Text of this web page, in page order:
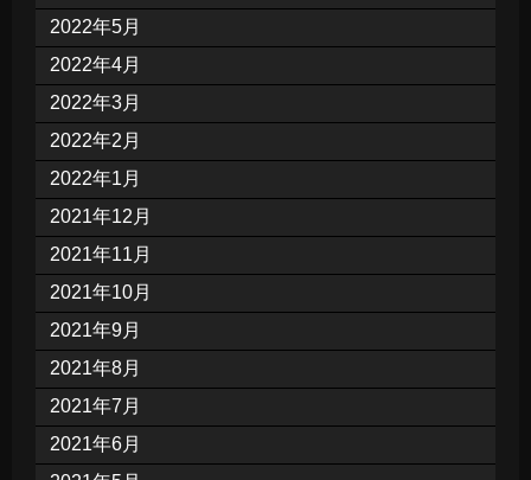
2022年5月
2022年4月
2022年3月
2022年2月
2022年1月
2021年12月
2021年11月
2021年10月
2021年9月
2021年8月
2021年7月
2021年6月